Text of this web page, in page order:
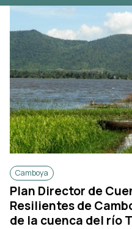
Camboya
Plan Director de
Resilientes de
de la cuenca del río